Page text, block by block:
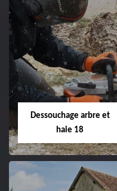
Taille de haie 18
Entreprise taille de haie
18 Cher tel:
02.52.56.49.40
Dessouchage arbre et
haie 18